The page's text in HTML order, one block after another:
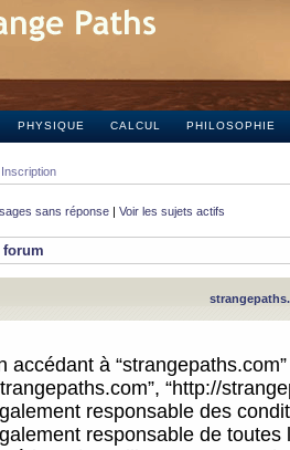
PHYSIQUE CALCUL PHILOSOPHIE
Inscription
sans réponse | Voir les sujets actifs
forum
accédant à
“http://
responsable des
responsable de